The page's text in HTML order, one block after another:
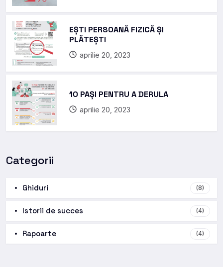
EȘTI PERSOANĂ FIZICĂ ȘI
PLĂTEȘTI
aprilie 20, 2023
10 PAȘI PENTRU A DERULA
aprilie 20, 2023
Categorii
Ghiduri (8)
Istorii de succes (4)
Rapoarte (4)